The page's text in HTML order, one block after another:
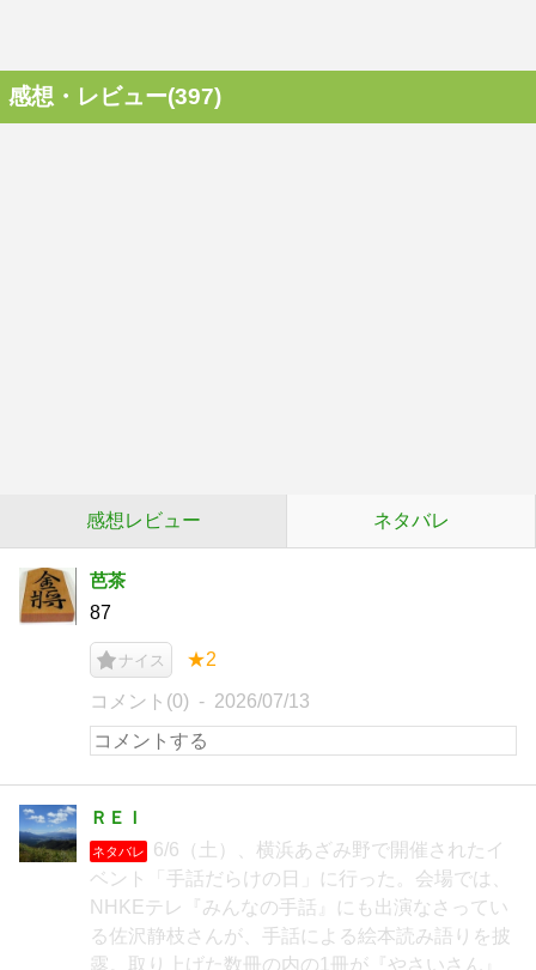
感想・レビュー(397)
感想レビュー ネタバレ
芭茶
87
ナイス ★2
コメント(0) 2026/07/13
ＲＥＩ
ネタバレ
6/6（土）、横浜あざみ野で開催されたイ
ベント「手話だらけの日」に行った。会場では、
NHKEテレ『みんなの手話』にも出演なさってい
る佐沢静枝さんが、手話による絵本読み語りを披
露。取り上げた数冊の内の1冊が『やさいさん』